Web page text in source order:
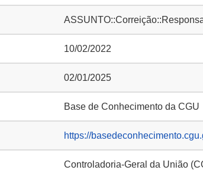
10/02/2022
02/01/2025
Base de Conhecimento da CGU
https://
Controladoria-Geral da União